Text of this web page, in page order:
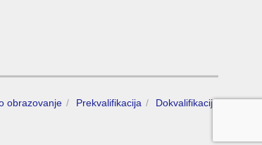
obrazovanje Prekvalifikacija Dokvalifikacija